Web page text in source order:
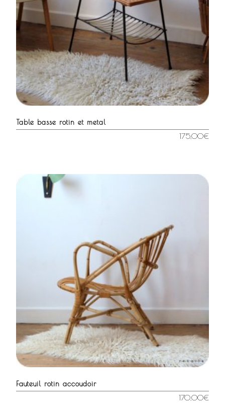
Table basse rotin et metal
175,00€
Fauteuil rotin accoudoir
170,00€